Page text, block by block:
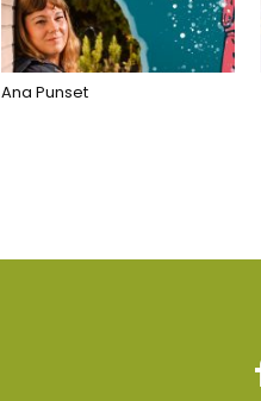
Ana Punset